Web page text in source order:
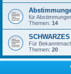
für
Themen: 14
Für
Themen: 20